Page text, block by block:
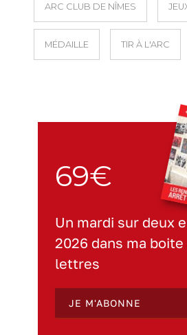
ARC CLUB DE NÎMES
MÉDAILLE TIR À L'ARC
69€
Un mardi sur deux
2026 dans ma boite
lettres
JE M'ABONNE